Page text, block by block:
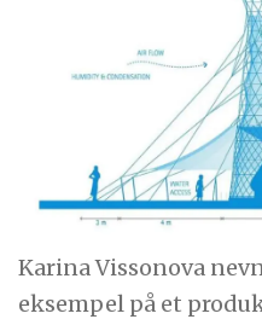
Karina Vissonova
eksempel på et